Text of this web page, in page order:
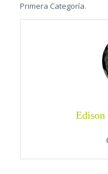
Primera Categoría.
Edison